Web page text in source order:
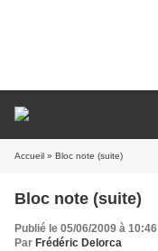
Accueil » Bloc note (suite)
Bloc note (suite)
Publié le 05/06/2009 à 10:46
Par Frédéric Delorca